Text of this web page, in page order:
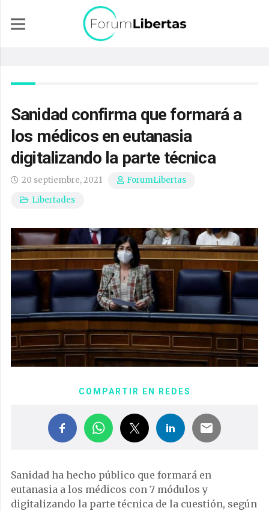
Sanidad confirma que formará a
los médicos en eutanasia
digitalizando la parte técnica
20 septiembre, 2021
ForumLibertas
Libertades
COMPARTIR EN REDES
Sanidad ha hecho público que formará en
eutanasia a los médicos con 7 módulos y
digitalizando la parte técnica de la cuestión, según